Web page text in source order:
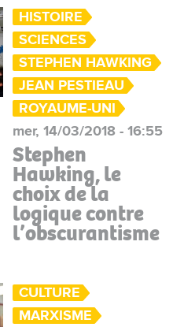
HISTOIRE
SCIENCES
STEPHEN HAWKING
JEAN PESTIEAU
ROYAUME-UNI
mer, 14/03/2018 - 16:55
Stephen
Hawking, le
choix de la
logique contre
l’obscurantisme
CULTURE
MARXISME